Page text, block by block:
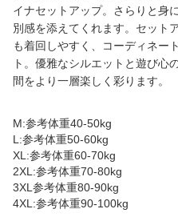
イナセットアップ。さらりと身
別感を添えてくれます。セット
も着回しやすく、コーディネー
ト。優雅なシルエットと遊び心
間をより一層楽しく彩ります。
M:参考体重40-50kg
L:参考体重50-60kg
XL:参考体重60-70kg
2XL:参考体重70-80kg
3XL参考体重80-90kg
4XL:参考体重90-100kg